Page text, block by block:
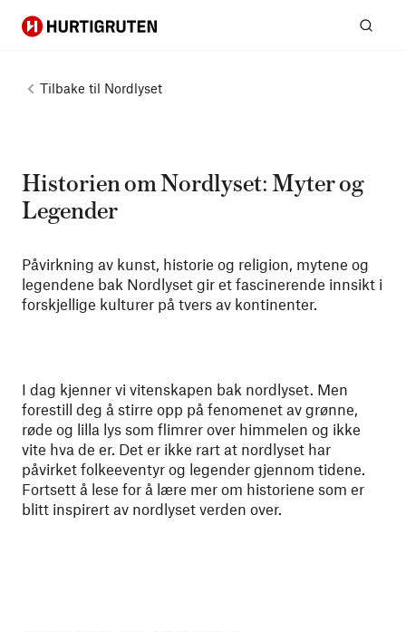
Hurtigruten
Tilbake til Nordlyset
Historien om Nordlyset: Myter og
Legender
Påvirkning av kunst, historie og religion, mytene og
legendene bak Nordlyset gir et fascinerende innsikt i
forskjellige kulturer på tvers av kontinenter.
I dag kjenner vi vitenskapen bak nordlyset. Men
forestill deg å stirre opp på fenomenet av grønne,
røde og lilla lys som flimrer over himmelen og ikke
vite hva de er. Det er ikke rart at nordlyset har
påvirket folkeeventyr og legender gjennom tidene.
Fortsett å lese for å lære mer om historiene som er
blitt inspirert av nordlyset verden over.